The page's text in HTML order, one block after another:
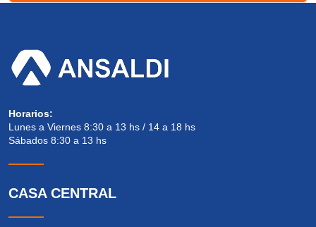
Horarios:
Lunes a Viernes 8:30 a 13 hs / 14 a 18 hs
Sábados 8:30 a 13 hs
CASA CENTRAL